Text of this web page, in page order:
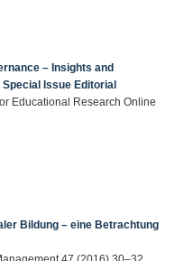
– Insights and
Issue Editorial
Educational Research Online
Bildung – eine Betrachtung